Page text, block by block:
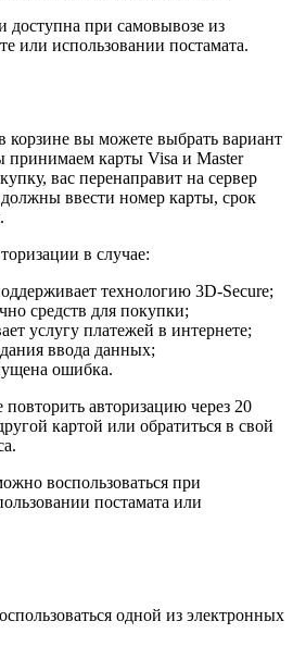
при самовывозе из
или использовании постамата.
корзине вы можете выбрать вариант
карты Visa и Master
вас перенаправит на сервер
ввести номер карты, срок
в случае:
технологию 3D-Secure;
средств для покупки;
услугу платежей в интернете;
ввода данных;
ошибка.
авторизацию через 20
картой или обратиться в свой
воспользоваться при
постамата или
одной из электронных